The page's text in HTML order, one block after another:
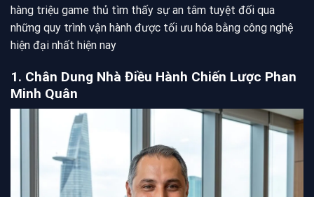
hàng triệu game thủ tìm thấy sự an tâm tuyệt đối qua
những quy trình vận hành được tối ưu hóa bằng công nghệ
hiện đại nhất hiện nay
1. Chân Dung Nhà Điều Hành Chiến Lược Phan
Minh Quân